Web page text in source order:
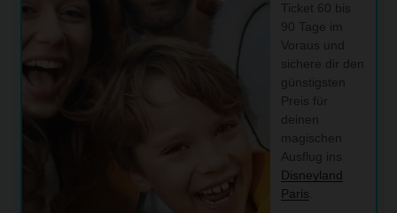
Ticket 60 bis
90 Tage im
Voraus und
sichere dir den
günstigsten
Preis für
deinen
magischen
Ausflug ins
Disneyland
Paris